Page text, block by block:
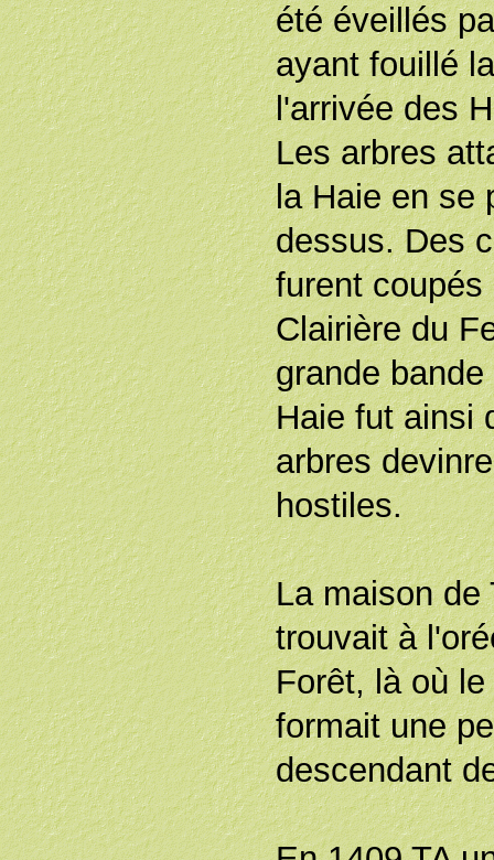
été éveillés
ayant fouillé
l'arrivée des
Les arbres
la Haie en se
dessus. Des
furent
Clairière du
grande
Haie fut ainsi
arbres
hostiles.
La maison de
trouvait à
Forêt, là où le
formait une
descendant